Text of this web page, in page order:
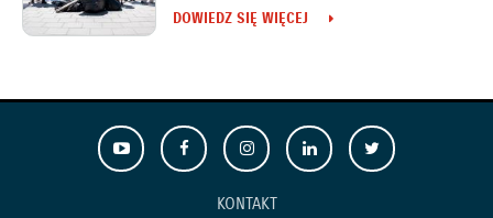
DOWIEDZ SIĘ WIĘCEJ
KONTAKT